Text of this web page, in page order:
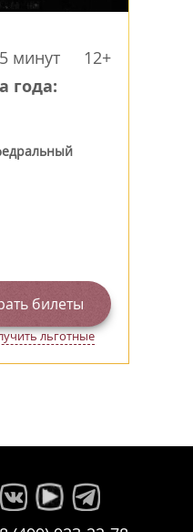
минут 12+
года:
билеты
льготные